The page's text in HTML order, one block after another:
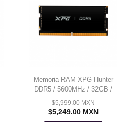
Memoria RAM XPG Hunter
DDR5 / 5600MHz / 32GB /
ECC CL46 / SO-DIMM / XMP
$5,999.00 MXN
$5,249.00 MXN